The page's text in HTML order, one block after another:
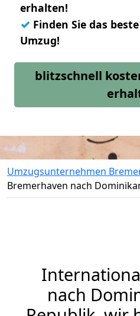
erhalten!
✓ Finden Sie das
Umzug!
blitzschnell
Umzugsunternehmen
Bremerhaven nach
nach